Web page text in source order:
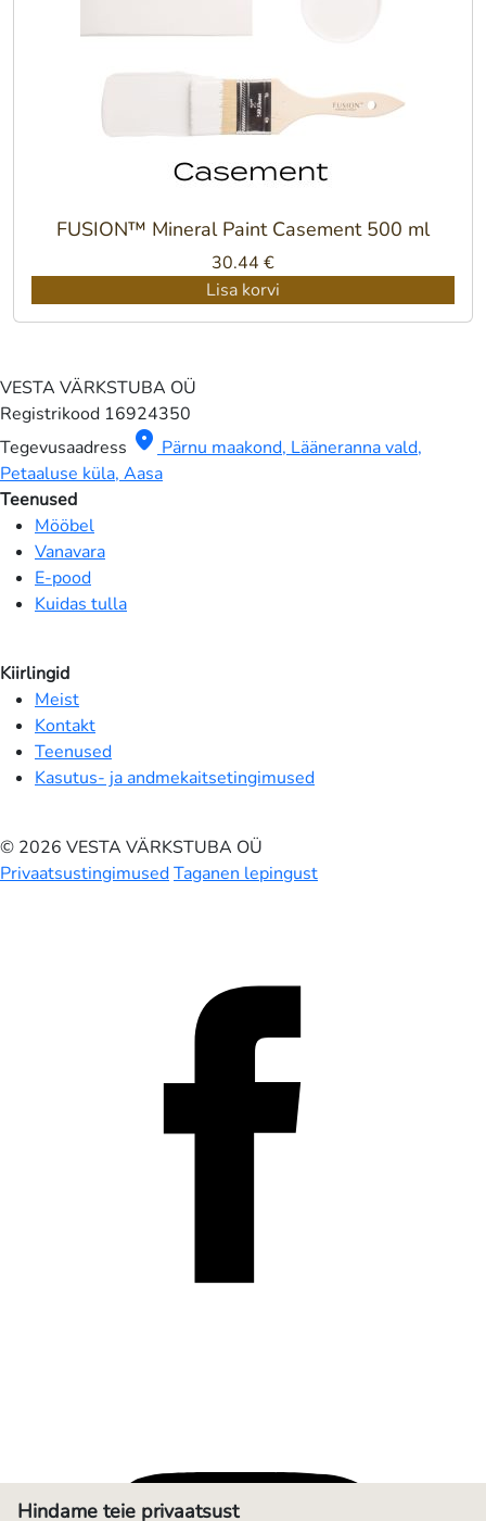
FUSION™ Mineral Paint Casement 500 ml
30.44 €
Lisa korvi
VESTA VÄRKSTUBA OÜ
Registrikood 16924350
Tegevusaadress location_on Pärnu maakond, Lääneranna vald,
Petaaluse küla, Aasa
Teenused
Mööbel
Vanavara
E-pood
Kuidas tulla
Kiirlingid
Meist
Kontakt
Teenused
Kasutus- ja andmekaitsetingimused
© 2026 VESTA VÄRKSTUBA OÜ
PrivaatsustingimusedTaganen lepingust
Hindame teie privaatsust